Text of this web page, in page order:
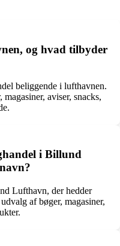
og hvad tilbyder
beliggende i lufthavnen.
aviser, snacks,
i Billund
Lufthavn, der hedder
af bøger, magasiner,